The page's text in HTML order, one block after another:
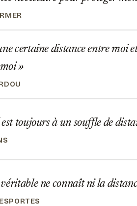
certaine distance entre moi
moi
toujours à un souffle de
ne connaît ni la